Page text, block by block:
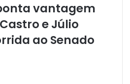
vantagem
e Júlio
ao Senado